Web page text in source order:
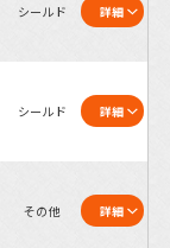
シールド 詳細
シールド 詳細
その他 詳細